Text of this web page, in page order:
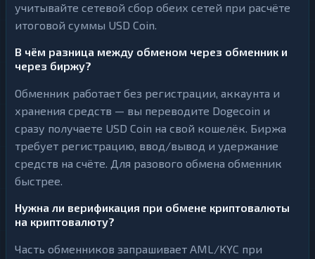
учитывайте сетевой сбор обеих сетей при расчёте
итоговой суммы USD Coin.
В чём разница между обменом через обменник и
через биржу?
Обменник работает без регистрации, аккаунта и
хранения средств — вы переводите Dogecoin и
сразу получаете USD Coin на свой кошелёк. Биржа
требует регистрацию, ввод/вывод и удержание
средств на счёте. Для разового обмена обменник
быстрее.
Нужна ли верификация при обмене криптовалюты
на криптовалюту?
Часть обменников запрашивает AML/KYC при